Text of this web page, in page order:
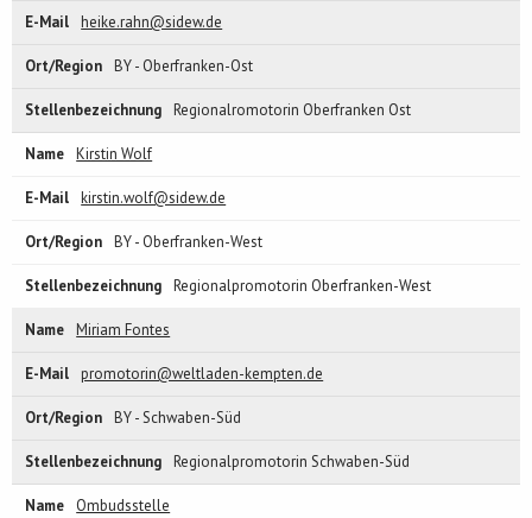
heike.rahn@sidew.de
BY - Oberfranken-Ost
Regionalromotorin Oberfranken Ost
Kirstin Wolf
kirstin.wolf@sidew.de
BY - Oberfranken-West
Regionalpromotorin Oberfranken-West
Miriam Fontes
promotorin@weltladen-kempten.de
BY - Schwaben-Süd
Regionalpromotorin Schwaben-Süd
Ombudsstelle